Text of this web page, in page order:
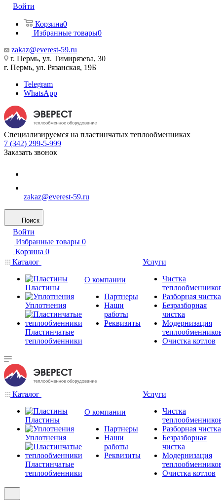
Войти
Корзина0
Избранные товары0
zakaz@everest-59.ru
г. Пермь, ул. Тимирязева, 30
г. Пермь, ул. Рязанская, 19Б
Telegram
WhatsApp
Специализируемся на пластинчатых теплообменниках
7 (342) 299-5-999
Заказать звонок
zakaz@everest-59.ru
Поиск
Войти
Избранные товары 0
Корзина 0
Каталог
Пластины
Уплотнения
Пластинчатые
теплообменники
О компании
Партнеры
Наши
работы
Реквизиты
Услуги
Чистка
Разборная чистка
Безразборная
чистка
Модернизация
Очистка котлов
Каталог
Пластины
Уплотнения
Пластинчатые
теплообменники
О компании
Партнеры
Наши
работы
Реквизиты
Услуги
Чистка
Разборная чистка
Безразборная
чистка
Модернизация
Очистка котлов